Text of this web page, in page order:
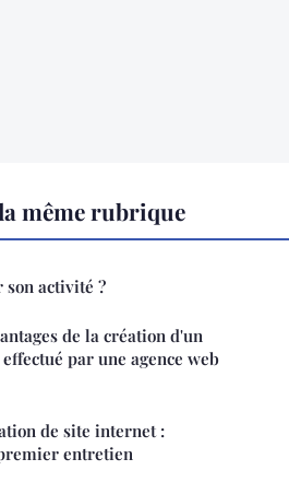
même rubrique
activité ?
de la création d'un
par une agence web
de site internet :
entretien